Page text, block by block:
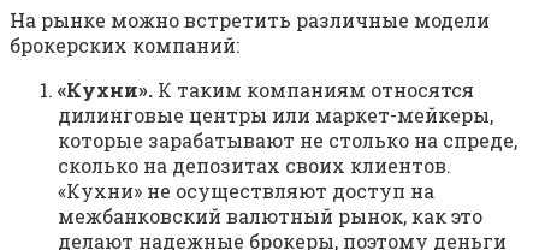
На рынке можно встретить различные модели
брокерских компаний:
«Кухни». К таким компаниям относятся
дилинговые центры или маркет-мейкеры,
которые зарабатывают не столько на спреде,
сколько на депозитах своих клиентов.
«Кухни» не осуществляют доступ на
межбанковский валютный рынок, как это
делают надежные брокеры, поэтому деньги